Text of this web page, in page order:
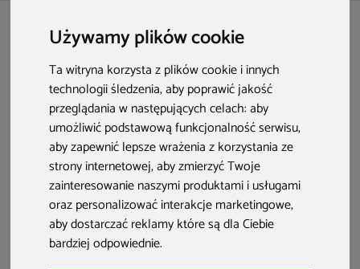
Używamy plików cookie
Ta witryna korzysta z plików cookie i innych
technologii śledzenia, aby poprawić jakość
przeglądania w następujących celach:aby
umożliwić podstawową funkcjonalność serwisu,
aby zapewnić lepsze wrażenia z korzystania ze
strony internetowej,aby zmierzyć Twoje
zainteresowanie naszymi produktami i usługami
oraz personalizować interakcje marketingowe,
aby dostarczać reklamy które są dla Ciebie
bardziej odpowiednie.
Karty podarunkowe Karta podarunkowa 250 zł